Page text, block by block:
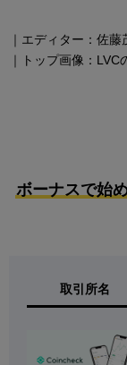
｜エディター：佐藤
｜トップ画像：LVC
ボーナスで始
取引所名